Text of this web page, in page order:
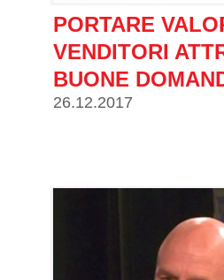
PORTARE
VENDITORI
BUONE
26.12.2017